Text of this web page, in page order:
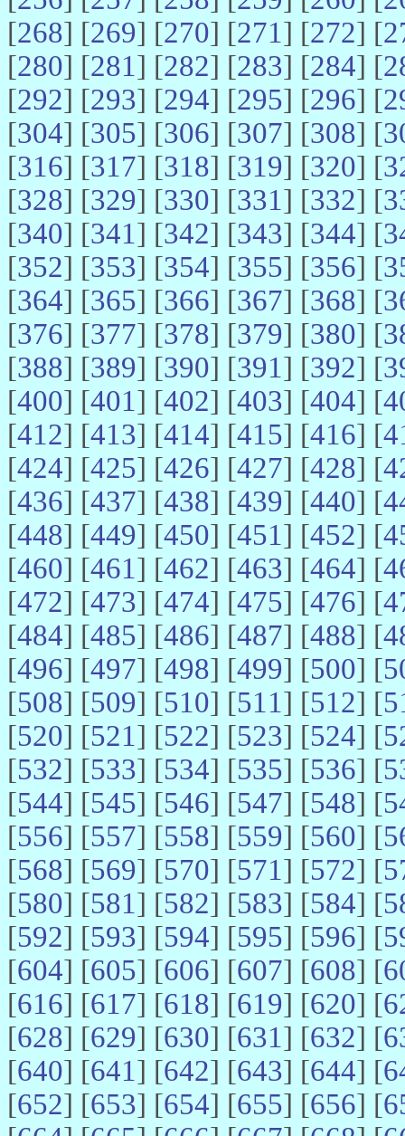
[268] [269] [270] [271] [272] [
[280] [281] [282] [283] [284] [
[292] [293] [294] [295] [296] [
[304] [305] [306] [307] [308] [
[316] [317] [318] [319] [320] [
[328] [329] [330] [331] [332] [
[340] [341] [342] [343] [344] [
[352] [353] [354] [355] [356] [
[364] [365] [366] [367] [368] [
[376] [377] [378] [379] [380] [
[388] [389] [390] [391] [392] [
[400] [401] [402] [403] [404] [
[412] [413] [414] [415] [416] [
[424] [425] [426] [427] [428] [
[436] [437] [438] [439] [440] [
[448] [449] [450] [451] [452] [
[460] [461] [462] [463] [464] [
[472] [473] [474] [475] [476] [
[484] [485] [486] [487] [488] [
[496] [497] [498] [499] [500] [
[508] [509] [510] [511] [512] [
[520] [521] [522] [523] [524] [
[532] [533] [534] [535] [536] [
[544] [545] [546] [547] [548] [
[556] [557] [558] [559] [560] [
[568] [569] [570] [571] [572] [
[580] [581] [582] [583] [584] [
[592] [593] [594] [595] [596] [
[604] [605] [606] [607] [608] [
[616] [617] [618] [619] [620] [
[628] [629] [630] [631] [632] [
[640] [641] [642] [643] [644] [
[652] [653] [654] [655] [656] [